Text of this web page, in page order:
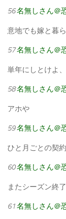
56名無しさん＠
意地でも嫁と暮
57名無しさん＠
単年にしとけよ
58名無しさん＠
アホや
59名無しさん＠
ひと月ごとの契
60名無しさん＠
またシーズン終
61名無しさん＠